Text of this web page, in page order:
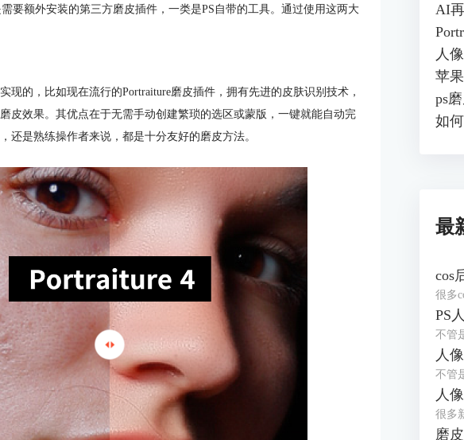
要额外安装的第三方磨皮插件，一类是PS自带的工具。通过使用这两大
现的，比如现在流行的Portraiture磨皮插件，拥有先进的皮肤识别技术，
皮效果。其优点在于无需手动创建繁琐的选区或蒙版，一键就能自动完
还是熟练操作者来说，都是十分友好的磨皮方法。
最